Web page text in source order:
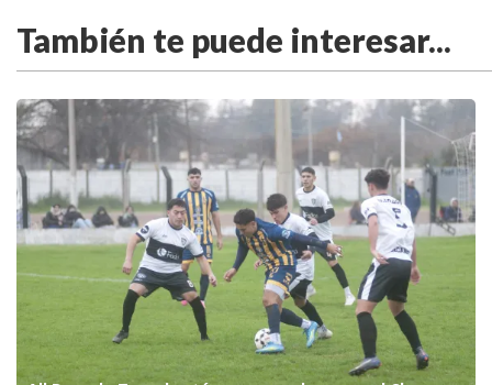
También te puede interesar...